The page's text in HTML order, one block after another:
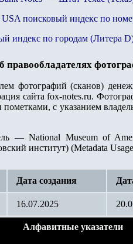
поисковый индекс по
индекс по городам (Литера
правообладателях
фотографий (сканов)
сайта fox-notes.ru.
с указанием
— National Museum of
институт) (Metadata
Дата создания
16.07.2025
Алфавитные указатели